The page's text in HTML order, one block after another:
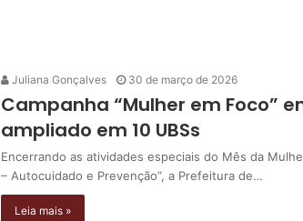
Juliana Gonçalves 30 de março de 2026
Campanha “Mulher em Foco”
ampliado em 10 UBSs
Encerrando as atividades especiais do Mês da
– Autocuidado e Prevenção”, a Prefeitura de…
Leia mais »